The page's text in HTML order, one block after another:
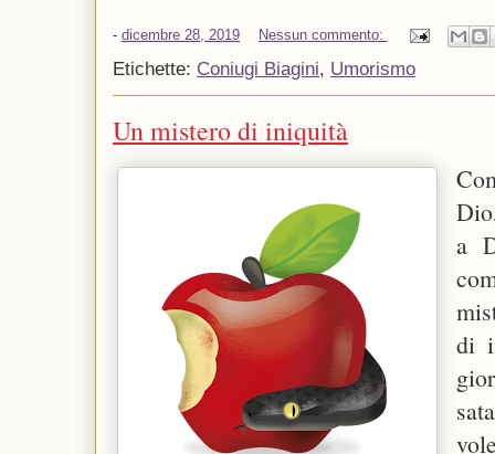
- dicembre 28, 2019 Nessun commento:
Etichette: Coniugi Biagini, Umorismo
Un mistero di iniquità
a
di